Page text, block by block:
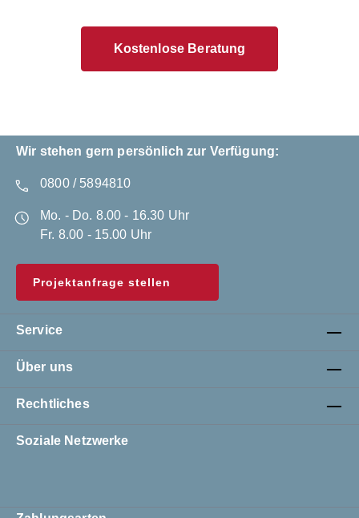
Kostenlose Beratung
Wir stehen gern persönlich zur Verfügung:
0800 / 5894810
Mo. - Do. 8.00 - 16.30 Uhr
Fr. 8.00 - 15.00 Uhr
Projektanfrage stellen
Service
Über uns
Rechtliches
Soziale Netzwerke